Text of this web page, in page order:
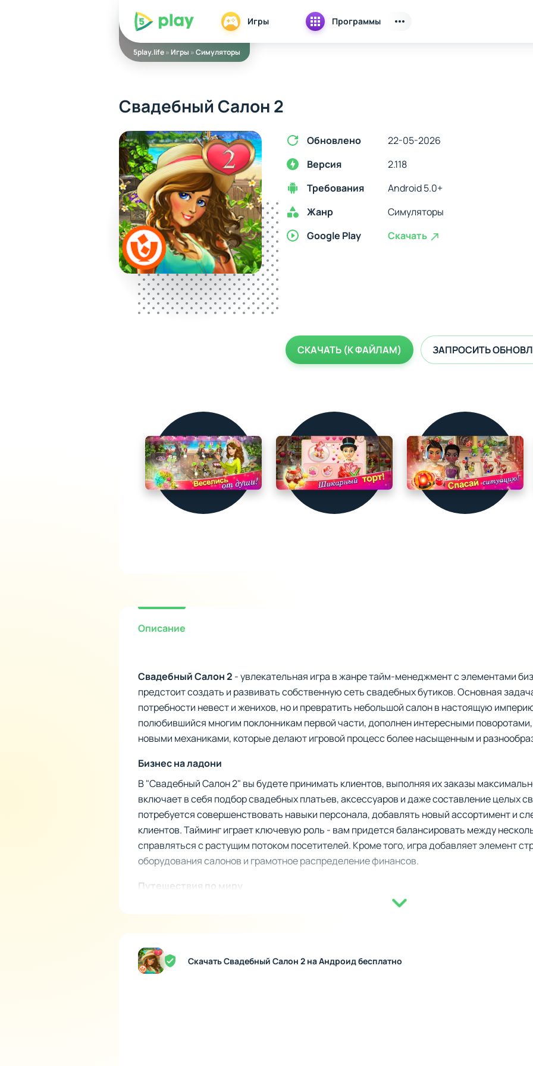
5play Игры Программы
5play.life»Игры »Симуляторы
Свадебный Салон 2
Обновлено
22-05-2026
Версия
2.118
Требования
Android 5.0+
Жанр
Симуляторы
Google Play
Скачать
СКАЧАТЬ (К ФАЙЛАМ) ЗАПРОСИТЬ
Описание
Свадебный Салон 2 - увлекательная игра в жанре тайм-менеджмент с элементами
предстоит создать и развивать собственную сеть свадебных бутиков. Основная
потребности невест и женихов, но и превратить небольшой салон в настоящую
полюбившийся многим поклонникам первой части, дополнен интересными
новыми механиками, которые делают игровой процесс более насыщенным и
Бизнес на ладони
В "Свадебный Салон 2" вы будете принимать клиентов, выполняя их заказы
включает в себя подбор свадебных платьев, аксессуаров и даже составление целых
потребуется совершенствовать навыки персонала, добавлять новый ассортимент и
клиентов. Тайминг играет ключевую роль - вам придется балансировать между
справляться с растущим потоком посетителей. Кроме того, игра добавляет элемент
оборудования салонов и грамотное распределение финансов.
Путешествия по миру
Игра предлагает путешествовать по разным уголкам планеты, открывая филиалы
Вас ждут мини-игры, такие как приготовление свадебного торта или создание
помогают не только разнообразить процесс, но и увеличить доход салонов.
Скачать Свадебный Салон 2 на Андроид бесплатно